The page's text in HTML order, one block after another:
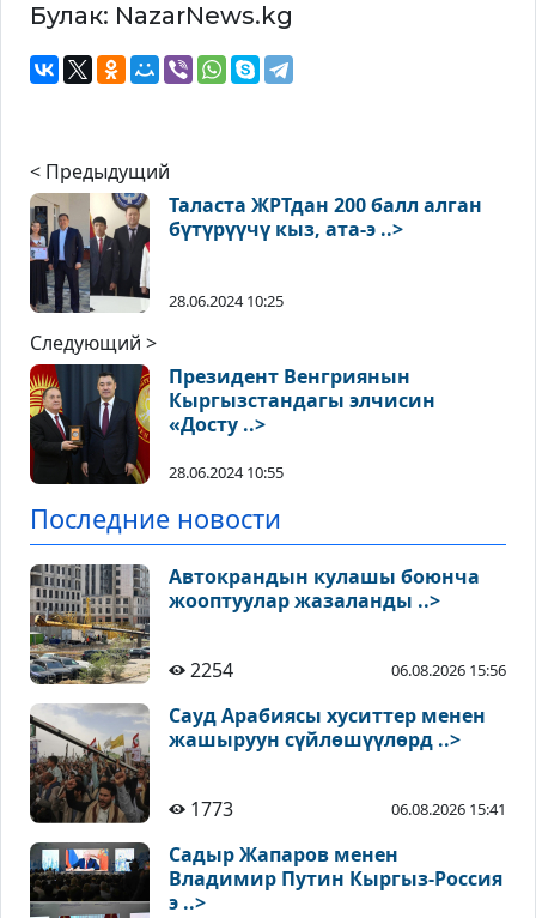
Булак: NazarNews.kg
< Предыдущий
Таласта ЖРТдан 200 балл алган
бүтүрүүчү кыз, ата-э ..>
28.06.2024 10:25
Следующий >
Президент Венгриянын
Кыргызстандагы элчисин
«Досту ..>
28.06.2024 10:55
Последние новости
Автокрандын кулашы боюнча
жооптуулар жазаланды ..>
2254 06.08.2026 15:56
Сауд Арабиясы хуситтер менен
жашыруун сүйлөшүүлөрд ..>
1773 06.08.2026 15:41
Садыр Жапаров менен
Владимир Путин Кыргыз-Россия
э ..>